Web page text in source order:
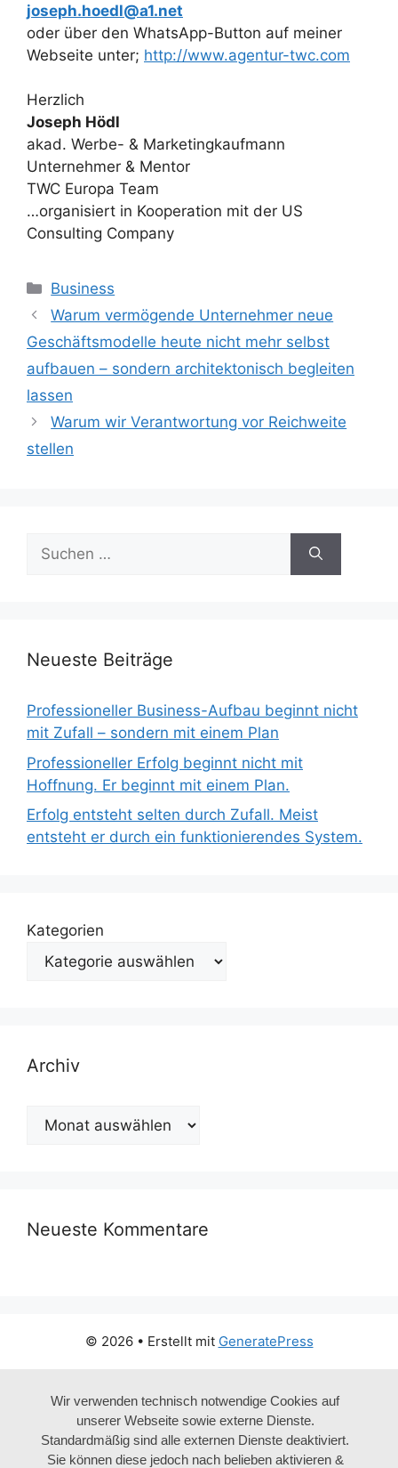
joseph.hoedl@a1.net
oder über den WhatsApp-Button auf meiner
Webseite unter; http://www.agentur-twc.com
Herzlich
Joseph Hödl
akad. Werbe- & Marketingkaufmann
Unternehmer & Mentor
TWC Europa Team
…organisiert in Kooperation mit der US
Consulting Company
Kategorien
Business
Warum vermögende Unternehmer neue
Geschäftsmodelle heute nicht mehr selbst
aufbauen – sondern architektonisch begleiten
lassen
Warum wir Verantwortung vor Reichweite
stellen
Suchen
nach:
Neueste Beiträge
Professioneller Business-Aufbau beginnt nicht
mit Zufall – sondern mit einem Plan
Professioneller Erfolg beginnt nicht mit
Hoffnung. Er beginnt mit einem Plan.
Erfolg entsteht selten durch Zufall. Meist
entsteht er durch ein funktionierendes System.
Kategorien
Archiv
Archiv
Neueste Kommentare
© 2026 • Erstellt mit GeneratePress
Wir verwenden technisch notwendige Cookies auf
unserer Webseite sowie externe Dienste.
Standardmäßig sind alle externen Dienste deaktiviert.
Sie können diese jedoch nach belieben aktivieren &